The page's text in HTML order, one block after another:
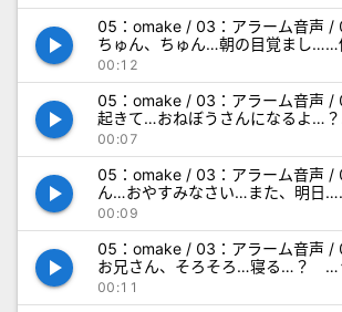
play_arrow
05：omake / 03：アラーム音声
ちゅん、ちゅん…朝の目覚まし……
いかな…って….mp3
00:12
play_arrow
05：omake / 03：アラーム音声
起きて…おねぼうさんになるよ…
00:07
play_arrow
05：omake / 03：アラーム音声
ん…おやすみなさい…また、明日
00:09
play_arrow
05：omake / 03：アラーム音声
お兄さん、そろそろ…寝る…？ …
に….mp3
00:11